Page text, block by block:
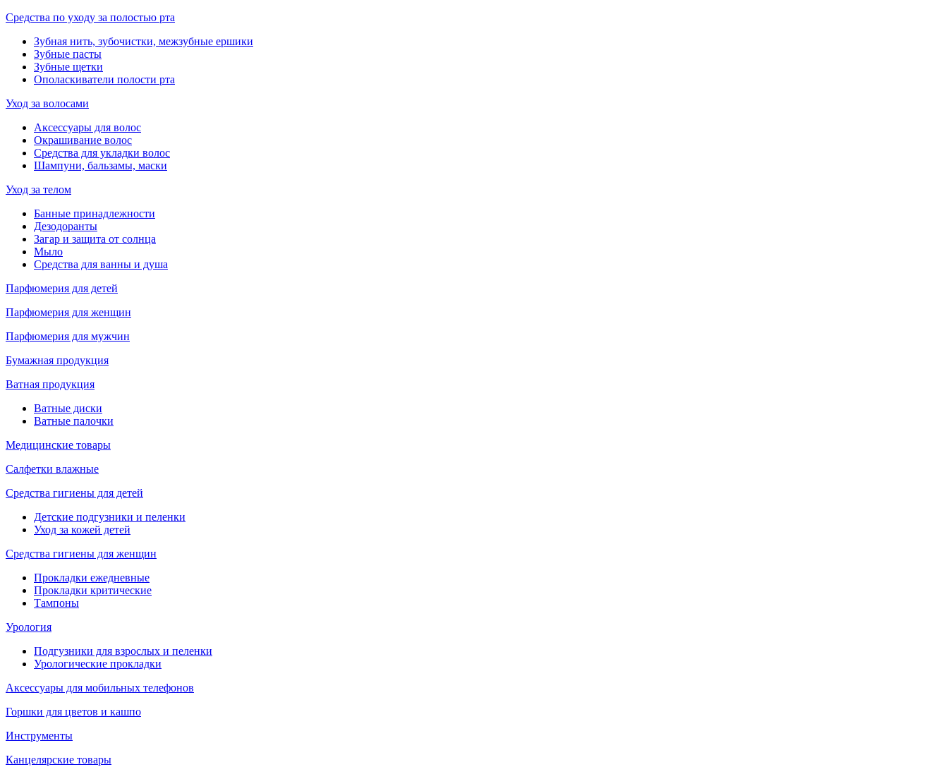
Средства по уходу за полостью рта
Зубная нить, зубочистки, межзубные ершики
Зубные пасты
Зубные щетки
Ополаскиватели полости рта
Уход за волосами
Аксессуары для волос
Окрашивание волос
Средства для укладки волос
Шампуни, бальзамы, маски
Уход за телом
Банные принадлежности
Дезодоранты
Загар и защита от солнца
Мыло
Средства для ванны и душа
Парфюмерия для детей
Парфюмерия для женщин
Парфюмерия для мужчин
Бумажная продукция
Ватная продукция
Ватные диски
Ватные палочки
Медицинские товары
Салфетки влажные
Средства гигиены для детей
Детские подгузники и пеленки
Уход за кожей детей
Средства гигиены для женщин
Прокладки ежедневные
Прокладки критические
Тампоны
Урология
Подгузники для взрослых и пеленки
Урологические прокладки
Аксессуары для мобильных телефонов
Горшки для цветов и кашпо
Инструменты
Канцелярские товары